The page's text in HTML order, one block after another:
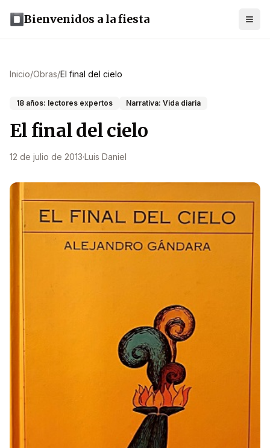
Bienvenidos a la fiesta
Inicio/Obras/El final del cielo
18 años: lectores expertos Narrativa: Vida diaria
El final del cielo
12 de julio de 2013·Luis Daniel